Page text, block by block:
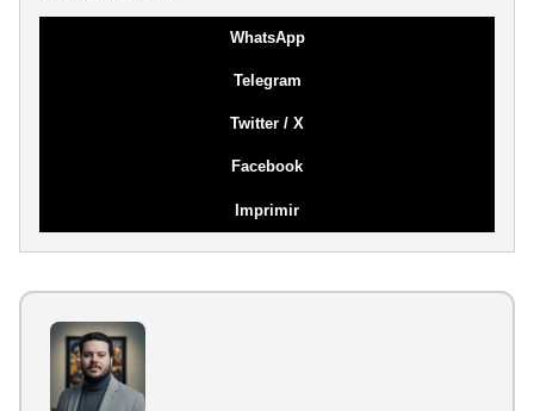
WhatsApp
Telegram
Twitter / X
Facebook
Imprimir